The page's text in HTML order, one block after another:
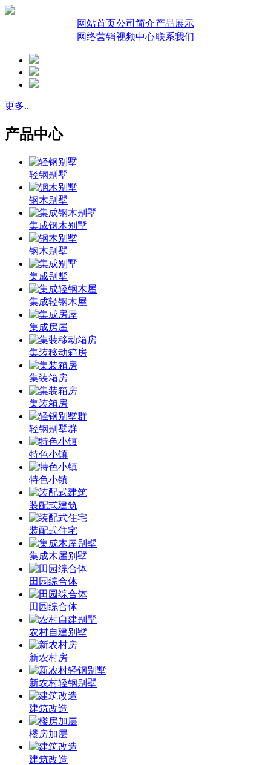
网站首页公司简介产品展示
网络营销视频中心联系我们
更多..
产品中心
轻钢别墅
钢木别墅
集成钢木别墅
钢木别墅
集成别墅
集成轻钢木屋
集成房屋
集装移动箱房
集装箱房
集装箱房
轻钢别墅群
特色小镇
特色小镇
装配式建筑
装配式住宅
集成木屋别墅
田园综合体
田园综合体
农村自建别墅
新农村房
新农村轻钢别墅
建筑改造
楼房加层
建筑改造